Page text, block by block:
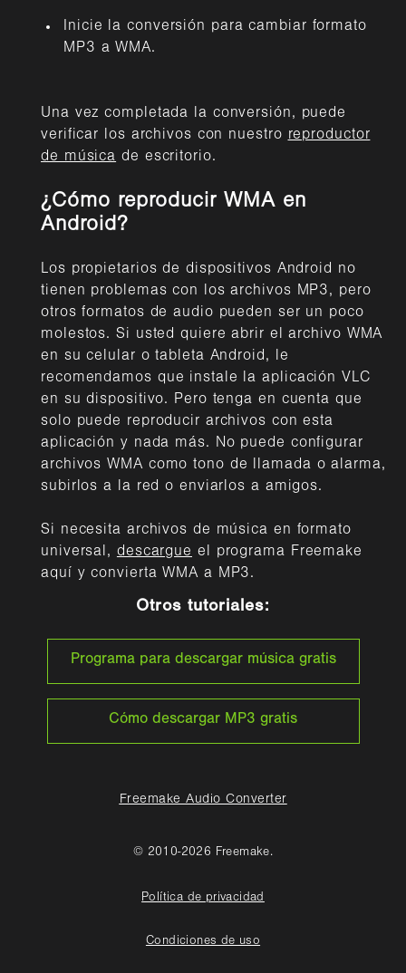
Inicie la conversión para cambiar formato
MP3 a WMA.
Una vez completada la conversión, puede
verificar los archivos con nuestroreproductor
de música de escritorio.
¿Cómo reproducir WMA en
Android?
Los propietarios de dispositivos Android no
tienen problemas con los archivos MP3, pero
otros formatos de audio pueden ser un poco
molestos. Si usted quiere abrir el archivo WMA
en su celular o tableta Android, le
recomendamos que instale la aplicación VLC
en su dispositivo. Pero tenga en cuenta que
solo puede reproducir archivos con esta
aplicación y nada más. No puede configurar
archivos WMA como tono de llamada o alarma,
subirlos a la red o enviarlos a amigos.
Si necesita archivos de música en formato
universal, descargue el programa Freemake
aquí y convierta WMA a MP3.
Otros tutoriales:
Programa para descargar música gratis
Cómo descargar MP3 gratis
Freemake Audio Converter
© 2010-2026 Freemake.
Política de privacidad
Condiciones de uso